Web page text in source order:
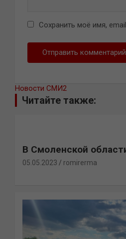
Сохранить моё имя,
Новости СМИ2
Читайте также:
В Смоленской
05.05.2023 romirerma